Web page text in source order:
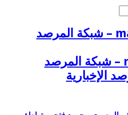
marsadpress.net – شبكة المرصد
الإخبارية